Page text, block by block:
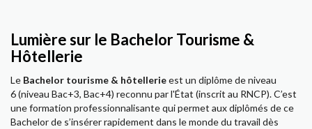
Lumière sur le Bachelor Tourisme &
Hôtellerie
Le Bachelor tourisme & hôtellerieest un diplôme de niveau
6 (niveau Bac+3, Bac+4) reconnu par l'État (inscrit au RNCP). C’est
une formation professionnalisante qui permet aux diplômés de ce
Bachelor de s’insérer rapidement dans le monde du travail dès